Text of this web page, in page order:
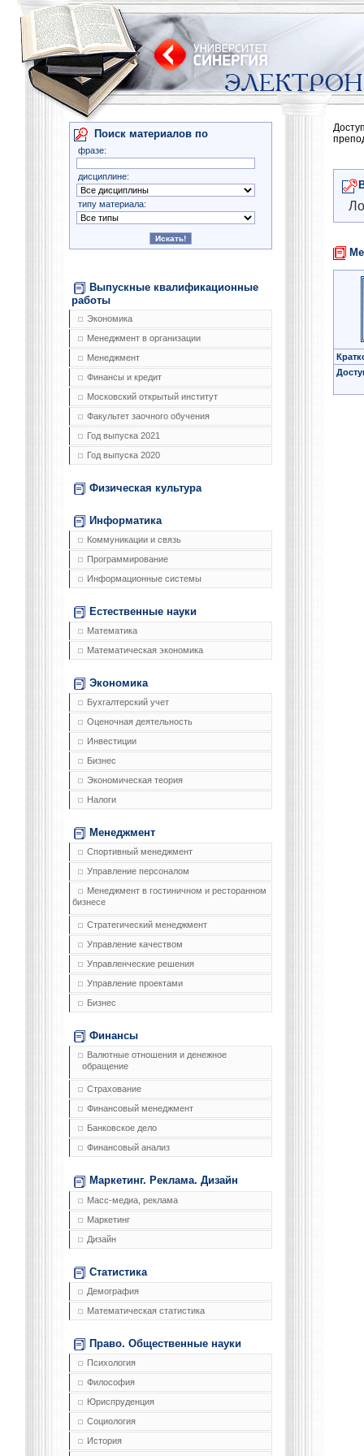
Поиск материалов по
фразе:
дисциплине:
типу материала:
Выпускные квалификационные
работы
Экономика
Менеджмент в организации
Менеджмент
Финансы и кредит
Московский открытый институт
Факультет заочного обучения
Год выпуска 2021
Год выпуска 2020
Физическая культура
Информатика
Коммуникации и связь
Программирование
Информационные системы
Естественные науки
Математика
Математическая экономика
Экономика
Бухгалтерский учет
Оценочная деятельность
Инвестиции
Бизнес
Экономическая теория
Налоги
Менеджмент
Спортивный менеджмент
Управление персоналом
Менеджмент в гостиничном и ресторанном
бизнесе
Стратегический менеджмент
Управление качеством
Управленческие решения
Управление проектами
Бизнес
Финансы
Валютные отношения и денежное
обращение
Страхование
Финансовый менеджмент
Банковское дело
Финансовый анализ
Маркетинг. Реклама. Дизайн
Масс-медиа, реклама
Маркетинг
Дизайн
Статистика
Демография
Математическая статистика
Право. Общественные науки
Психология
Философия
Юриспруденция
Социология
История